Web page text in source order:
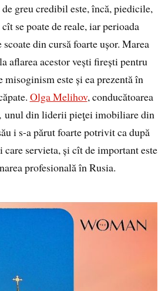
greu credibil este, încă, piedicile,
se poate de reale, iar perioada
din cursă foarte ușor. Marea
aflarea acestor vești firești pentru
este și ea prezentă în
Olga Melihov, conducătoarea
unul din liderii pieţei imobiliare din
i s-a părut foarte potrivit ca după
servieta, și cît de important este
profesională în Rusia.